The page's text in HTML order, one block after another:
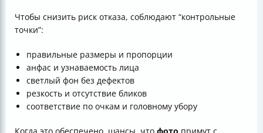
Чтобы снизить риск отказа, соблюдают “контрольные
точки”:
правильные размеры и пропорции
анфас и узнаваемость лица
светлый фон без дефектов
резкость и отсутствие бликов
соответствие по очкам и головному убору
Когда это обеспечено, шансы, что фото примут с